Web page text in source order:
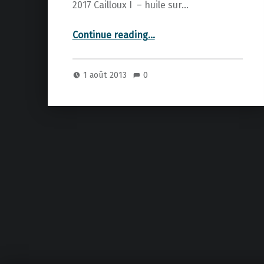
2017 Cailloux I – huile sur…
Continue reading…
1 août 2013 0